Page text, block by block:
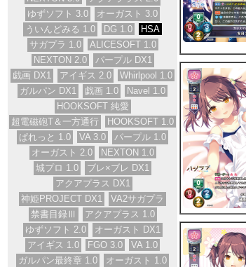
ゆずソフト 3.0
オーガスト 3.0
ういんどみる 1.0
DG 1.0
HSA
サガプラ 1.0
ALICESOFT 1.0
NEXTON 2.0
パープル DX1
戯画 DX1
アイギス 2.0
Whirlpool 1.0
ガルパン DX1
戯画 1.0
Navel 1.0
HOOKSOFT 純愛
超電磁砲T＆一方通行
HOOKSOFT 1.0
ぱれっと 1.0
VA 3.0
パープル 1.0
オーガスト 2.0
NEXTON 1.0
城プロ 1.0
ブレ×ブレ DX1
アクアプラス DX1
神姫PROJECT DX1
VA2サガプラ
禁書目録Ⅲ
アクアプラス 1.0
ゆずソフト 2.0
オーガスト DX1
アイギス 1.0
FGO 3.0
VA 1.0
ガルパン最終章 1.0
オーガスト 1.0